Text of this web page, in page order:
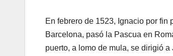
En febrero de 1523, Ignacio por
Barcelona, pasó la Pascua en
puerto, a lomo de mula, se dirigió